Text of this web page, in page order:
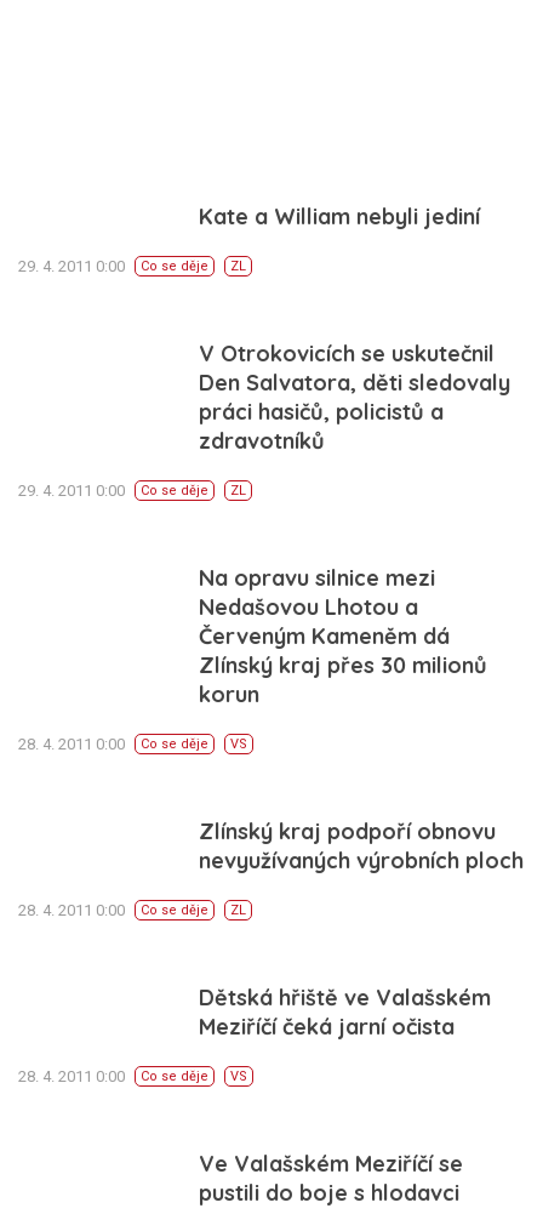
Kate a William nebyli jediní
29. 4. 2011 0:00 Co se děje ZL
V Otrokovicích se uskutečnil
Den Salvatora, děti sledovaly
práci hasičů, policistů a
zdravotníků
29. 4. 2011 0:00 Co se děje ZL
Na opravu silnice mezi
Nedašovou Lhotou a
Červeným Kameněm dá
Zlínský kraj přes 30 milionů
korun
28. 4. 2011 0:00 Co se děje VS
Zlínský kraj podpoří obnovu
nevyužívaných výrobních ploch
28. 4. 2011 0:00 Co se děje ZL
Dětská hřiště ve Valašském
Meziříčí čeká jarní očista
28. 4. 2011 0:00 Co se děje VS
Ve Valašském Meziříčí se
pustili do boje s hlodavci